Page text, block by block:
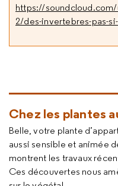
https://
2/des-invertebres-pas-
Chez les plantes
Belle, votre plante
aussi sensible et animée
montrent les travaux
Ces découvertes nous